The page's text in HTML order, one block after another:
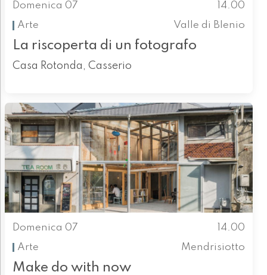
Domenica 07
14.00
Arte
Valle di Blenio
La riscoperta di un fotografo
Casa Rotonda, Casserio
Domenica 07
14.00
Arte
Mendrisiotto
Make do with now